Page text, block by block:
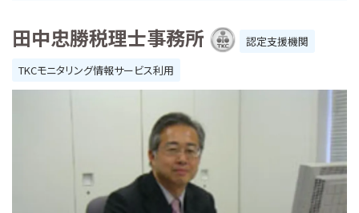
田中忠勝税理士事務所
認定支援機関
TKCモニタリング情報サービス利用